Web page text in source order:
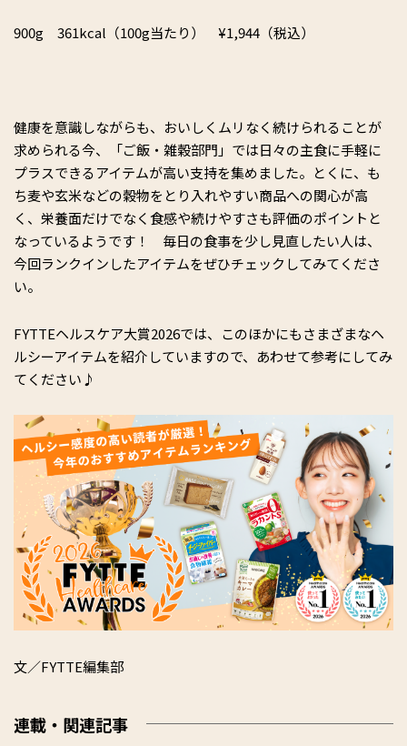
900g 361kcal（100g当たり） ¥1,944（税込）
健康を意識しながらも、おいしくムリなく続けられることが
求められる今、「ご飯・雑穀部門」では日々の主食に手軽に
プラスできるアイテムが高い支持を集めました。とくに、も
ち麦や玄米などの穀物をとり入れやすい商品への関心が高
く、栄養面だけでなく食感や続けやすさも評価のポイントと
なっているようです！ 毎日の食事を少し見直したい人は、
今回ランクインしたアイテムをぜひチェックしてみてくださ
い。
FYTTEヘルスケア大賞2026では、このほかにもさまざまなヘ
ルシーアイテムを紹介していますので、あわせて参考にしてみ
てください♪
文／FYTTE編集部
連載・関連記事